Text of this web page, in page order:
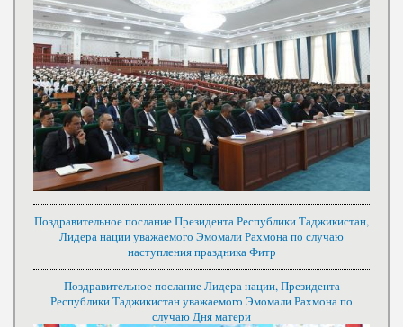
Поздравительное послание Президента Республики Таджикистан,
Лидера нации уважаемого Эмомали Рахмона по случаю
наступления праздника Фитр
Поздравительное послание Лидера нации, Президента
Республики Таджикистан уважаемого Эмомали Рахмона по
случаю Дня матери